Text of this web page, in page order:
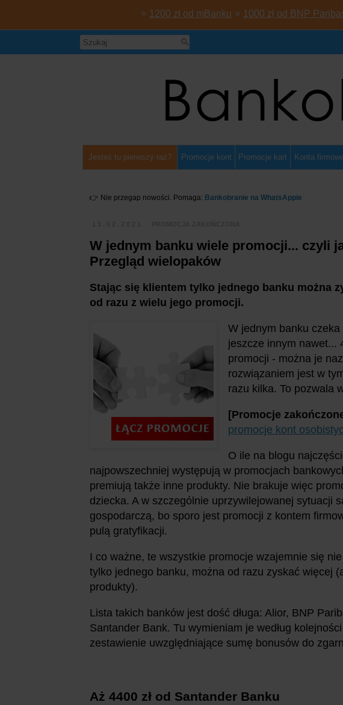
⭐ 1200 zł od mBanku ⭐ 1000 zł od BNP
Jesteś tu pierwszy raz? Promocje kont Promocje kart Konta
👉 Nie przegap nowości. Pomaga: Bankobranie na WhatsAppie
W jednym banku wiele promocji... czyli
Przegląd wielopaków
Stając się klientem tylko jednego banku można
od razu z wielu jego promocji.
W jednym banku czeka
jeszcze innym nawet...
promocji - można je
rozwiązaniem jest w
razu kilka. To pozwala
[Promocje
promocje kont
O ile na blogu
najpowszechniej występują w promocjach
premiują także inne produkty. Nie brakuje więc
dziecka. A w szczególnie uprzywilejowanej sytuacji
gospodarczą, bo sporo jest promocji z kontem
pulą gratyfikacji.
I co ważne, te wszystkie promocje wzajemnie się
tylko jednego banku, można od razu zyskać więcej
produkty).
Lista takich banków jest dość długa: Alior, BNP
Santander Bank. Tu wymieniam je według
zestawienie uwzględniające sumę bonusów do
Aż 4400 zł od Santander Banku